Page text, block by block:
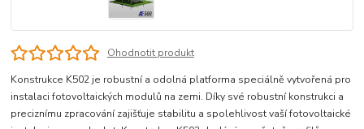
Ohodnotit produkt
Konstrukce K502 je robustní a odolná platforma speciálně vytvořená pro
instalaci fotovoltaických modulů na zemi. Díky své robustní konstrukci a
preciznímu zpracování zajišťuje stabilitu a spolehlivost vaší fotovoltaické